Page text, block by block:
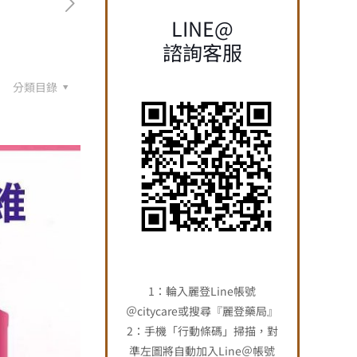
分類目錄
LINE@
諮詢客服
1：輪入麗登Line帳號
＠citycare或搜尋『麗登藥局』
2：手機「行動條碼」掃描，對
準左圖將自動加入Line＠帳號